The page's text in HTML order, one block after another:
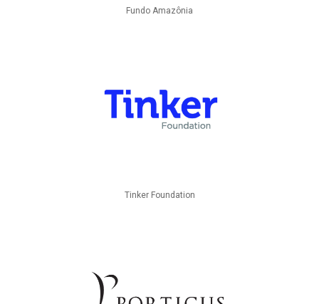
Fundo Amazônia
Tinker Foundation